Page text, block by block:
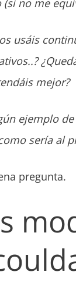
no me
usáis
mejor?
ejemplo
sería al
pregunta.